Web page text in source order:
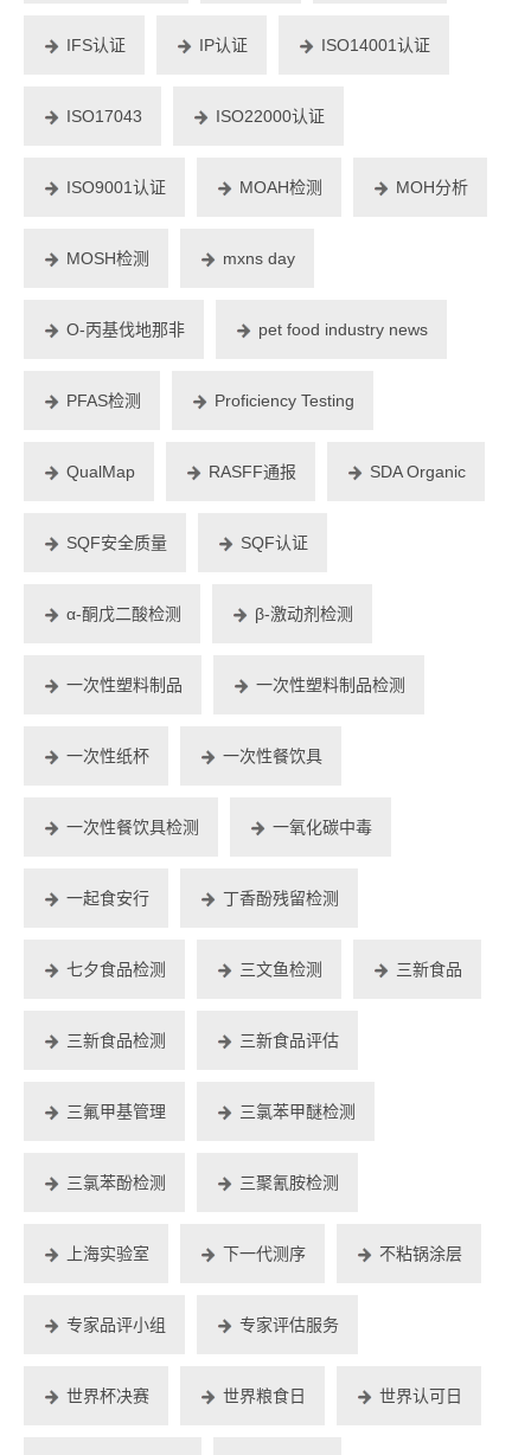
IFS认证 IP认证 ISO14001认证
ISO17043 ISO22000认证
ISO9001认证 MOAH检测 MOH分析
MOSH检测 mxns day
O-丙基伐地那非 pet food industry news
PFAS检测 Proficiency Testing
QualMap RASFF通报 SDA Organic
SQF安全质量 SQF认证
α-酮戊二酸检测 β-激动剂检测
一次性塑料制品 一次性塑料制品检测
一次性纸杯 一次性餐饮具
一次性餐饮具检测 一氧化碳中毒
一起食安行 丁香酚残留检测
七夕食品检测 三文鱼检测 三新食品
三新食品检测 三新食品评估
三氟甲基管理 三氯苯甲醚检测
三氯苯酚检测 三聚氰胺检测
上海实验室 下一代测序 不粘锅涂层
专家品评小组 专家评估服务
世界杯决赛 世界粮食日 世界认可日